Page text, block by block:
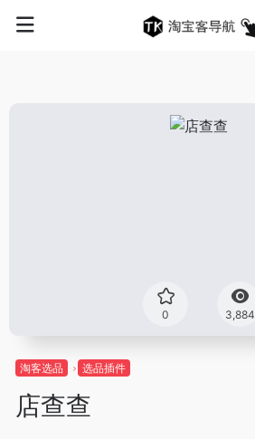
0 3,884
淘客选品 选品插件
店查查